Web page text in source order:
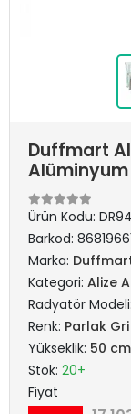
Duffmart
Ürün Kodu:
Barkod:
Marka:
Kategori: Alize
Radyatör Modeli:
Renk: Parlak Gri
Yükseklik: 50
Stok: 20+
Fiyat